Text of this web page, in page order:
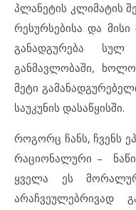
პლანეტის კლიმატის
რესურსებისა და
განადგურება
განმავლობაში,
მეტი
საუკუნის დასაწყისში.
როგორც ჩანს, ჩვენს
რაციონალური –
ყველა ეს
არაჩვეულებრივად